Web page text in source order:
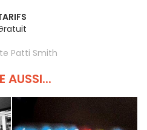
Patti Smith
AUSSI...